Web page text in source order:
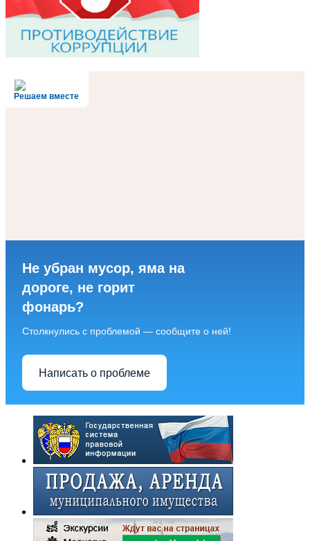
Решаем вместе
Не убран мусор, яма на
дороге, не горит
фонарь?
Столкнулись с проблемой — сообщите о ней!
Написать о проблеме